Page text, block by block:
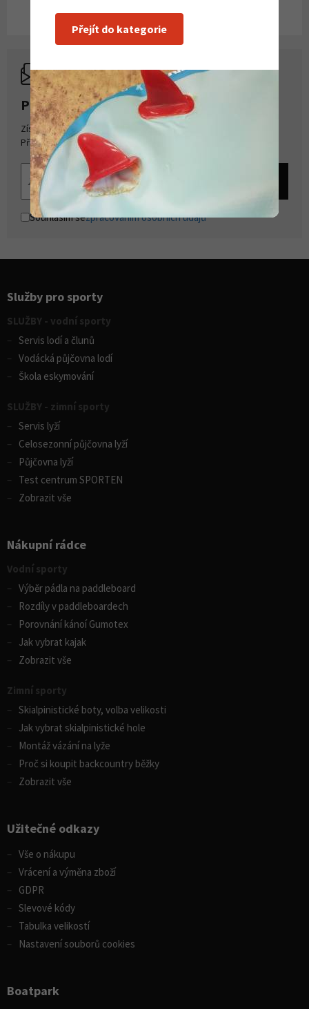
PŘIHLASTE SE K ODBĚRU NOVINEK
Získejte přehled o novinkách a akcích na našem e-shopu.
Přihlašte se k odběru novinek.
Souhlasím sezpracováním osobních údajů
Služby pro sporty
SLUŽBY - vodní sporty
Servis lodí a člunů
Vodácká půjčovna lodí
Škola eskymování
SLUŽBY - zimní sporty
Servis lyží
Celosezonní půjčovna lyží
Půjčovna lyží
Test centrum SPORTEN
Zobrazit vše
Nákupní rádce
Vodní sporty
Výběr pádla na paddleboard
Rozdíly v paddleboardech
Porovnání kánoí Gumotex
Jak vybrat kajak
Zobrazit vše
Zimní sporty
Skialpinistické boty, volba velikosti
Jak vybrat skialpinistické hole
Montáž vázání na lyže
Proč si koupit backcountry běžky
Zobrazit vše
Užitečné odkazy
Vše o nákupu
Vrácení a výměna zboží
GDPR
Slevové kódy
Tabulka velikostí
Nastavení souborů cookies
Boatpark
Přejít do kategorie